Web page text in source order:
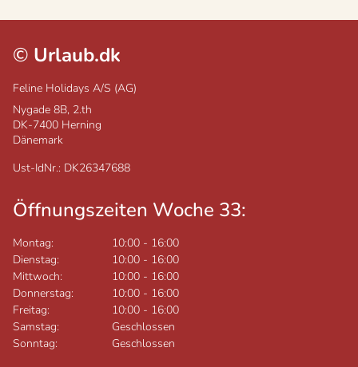
© Urlaub.dk
Feline Holidays A/S (AG)
Nygade 8B, 2.th
DK-7400 Herning
Dänemark
Ust-IdNr.: DK26347688
Öffnungszeiten Woche 33:
Montag: 10:00 - 16:00
Dienstag:
10:00 - 16:00
Mittwoch:
10:00 - 16:00
Donnerstag:
10:00 - 16:00
Freitag:
10:00 - 16:00
Samstag:
Geschlossen
Sonntag:
Geschlossen